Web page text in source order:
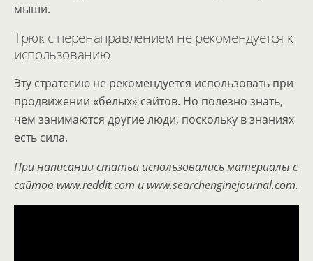
мыши.
Трюк с перенаправлением не рекомендуется к
использованию
Эту стратегию не рекомендуется использовать при
продвижении «белых» сайтов. Но полезно знать,
чем занимаются другие люди, поскольку в знаниях
есть сила.
При написании статьи использовались материалы с
сайтов www.reddit.com и www.searchenginejournal.com.